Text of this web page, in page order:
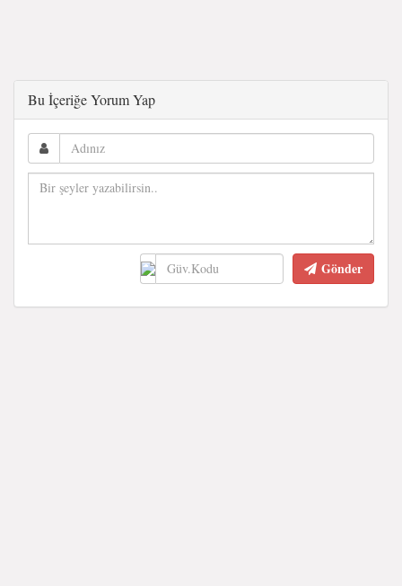
Bu İçeriğe Yorum Yap
Gönder